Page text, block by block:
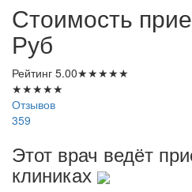
Стоимость
Руб
Рейтинг 5.00★★★★★
★★★★★
Отзывов
359
Этот врач ведёт
клиниках